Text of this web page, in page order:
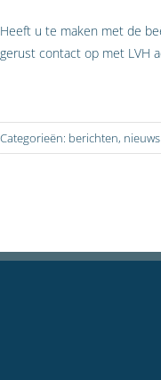
Heeft u te maken met de
gerust contact op met LVH
Categorieën: berichten, nieuws